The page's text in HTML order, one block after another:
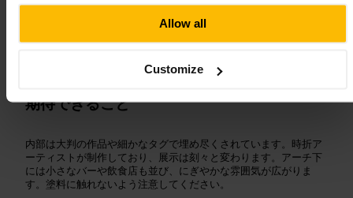
Allow all
Customize
ロンドン散歩
期待できること
内部は大判の作品や細かなタグで埋め尽くされています。時折ア
ーティストが制作しており、展示は刻々と変わります。アーチ下
には小さなバーや飲食店も並び、にぎやかな雰囲気が広がりま
す。塗料に触れないよう注意してください。